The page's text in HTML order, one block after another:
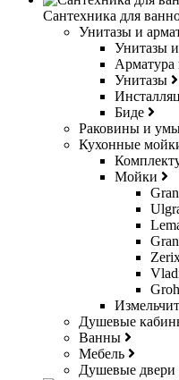
Сантехника для
Унитазы и
Унитазы
Арматура
Унитазы
Биде
Раковины и
Кухонные
Мойки
Душевые
Ванны
Мебель
Душевые двери